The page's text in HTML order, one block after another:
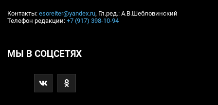
Контакты: esoreiter@yandex.ru, Гл.ред.: А.В.Шебловинский
Телефон редакции: +7 (917) 398-10-94
МЫ В СОЦСЕТЯХ